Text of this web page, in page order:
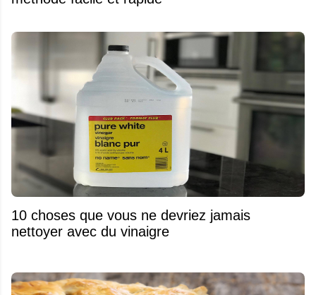
10 choses que vous ne devriez jamais
nettoyer avec du vinaigre